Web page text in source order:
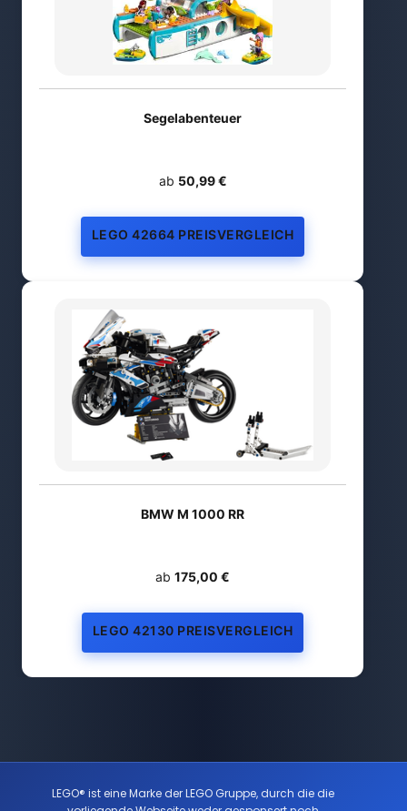
Segelabenteuer
ab 50,99 €
LEGO 42664 PREISVERGLEICH
BMW M 1000 RR
ab 175,00 €
LEGO 42130 PREISVERGLEICH
LEGO® ist eine Marke der LEGO Gruppe, durch die die